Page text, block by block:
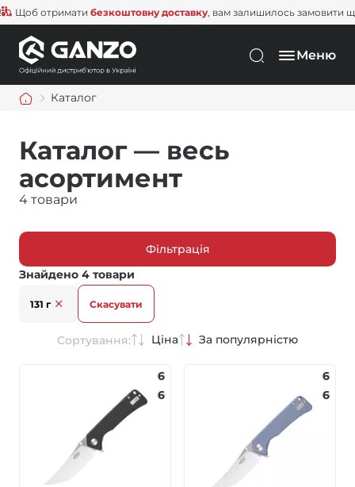
Щоб отриматибезкоштовну доставку, вам залишилось
Меню
Каталог
Каталог — весь
асортимент
4 товари
Фільтрація
Знайдено 4 товари
131 г Скасувати
Сортування: Ціна За популярністю
6
6
6
6